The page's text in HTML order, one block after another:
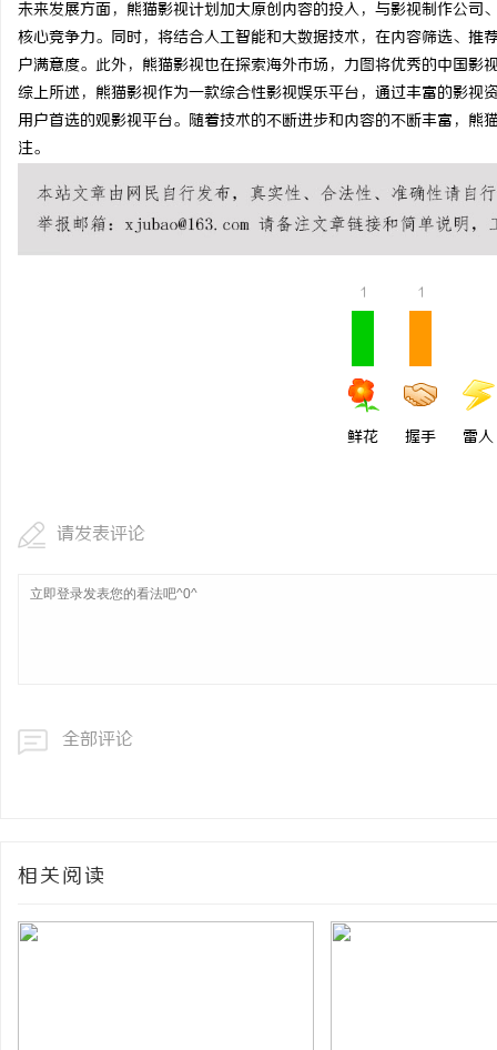
未来发展方面，熊猫影视计划加大原创内容的投入，与影视制作公
核心竞争力。同时，将结合人工智能和大数据技术，在内容筛选、
户满意度。此外，熊猫影视也在探索海外市场，力图将优秀的中国影
综上所述，熊猫影视作为一款综合性影视娱乐平台，通过丰富的影
用户首选的观影视平台。随着技术的不断进步和内容的不断丰富，
注。
1
鲜花
1
握手 雷人
请发表评论
全部评论
相关阅读
槟榔代理行业发展现状